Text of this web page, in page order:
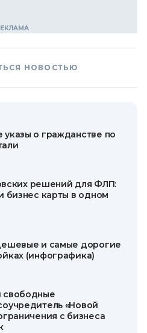
НОВОСТЬЮ
о гражданстве по
решений для ФЛП:
бизнес карты в одном
и самые дорогие
(инфографика)
свободные
«Новой
с бизнеса